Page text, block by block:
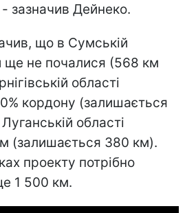
- зазначив Дейнеко.
що в Сумській
ще не почалися (568 км
області
кордону (залишається
області
(залишається 380 км).
проекту потрібно
1 500 км.